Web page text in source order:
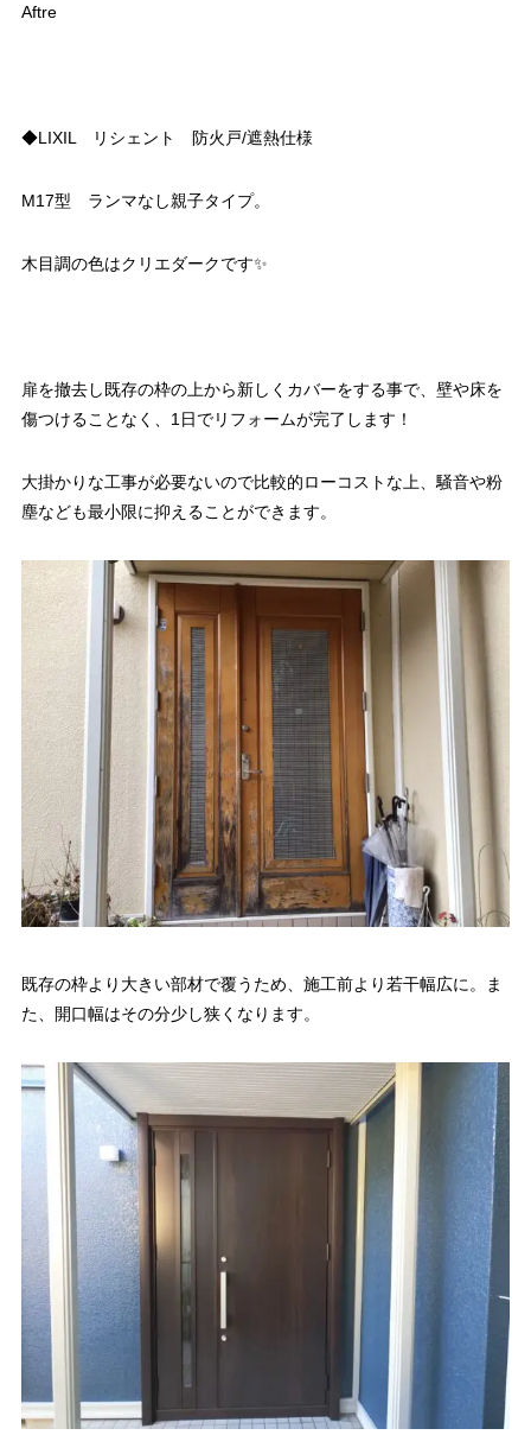
Aftre
◆LIXIL リシェント 防火戸/遮熱仕様
M17型 ランマなし親子タイプ。
木目調の色はクリエダークです✨
扉を撤去し既存の枠の上から新しくカバーをする事で、壁や床を
傷つけることなく、1日でリフォームが完了します！
大掛かりな工事が必要ないので比較的ローコストな上、騒音や粉
塵なども最小限に抑えることができます。
既存の枠より大きい部材で覆うため、施工前より若干幅広に。ま
た、開口幅はその分少し狭くなります。